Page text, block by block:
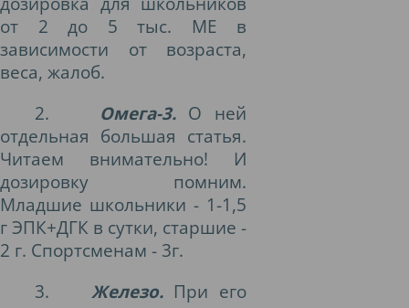
от 2 до 5 тыс. МЕ в
зависимости от возраста,
веса, жалоб.
2.
Омега-3.О ней
отдельная большая статья.
Читаем внимательно! И
дозировку помним.
Младшие школьники - 1-1,5
г ЭПК+ДГК в сутки, старшие -
2 г. Спортсменам - 3г.
3.
Железо.При его